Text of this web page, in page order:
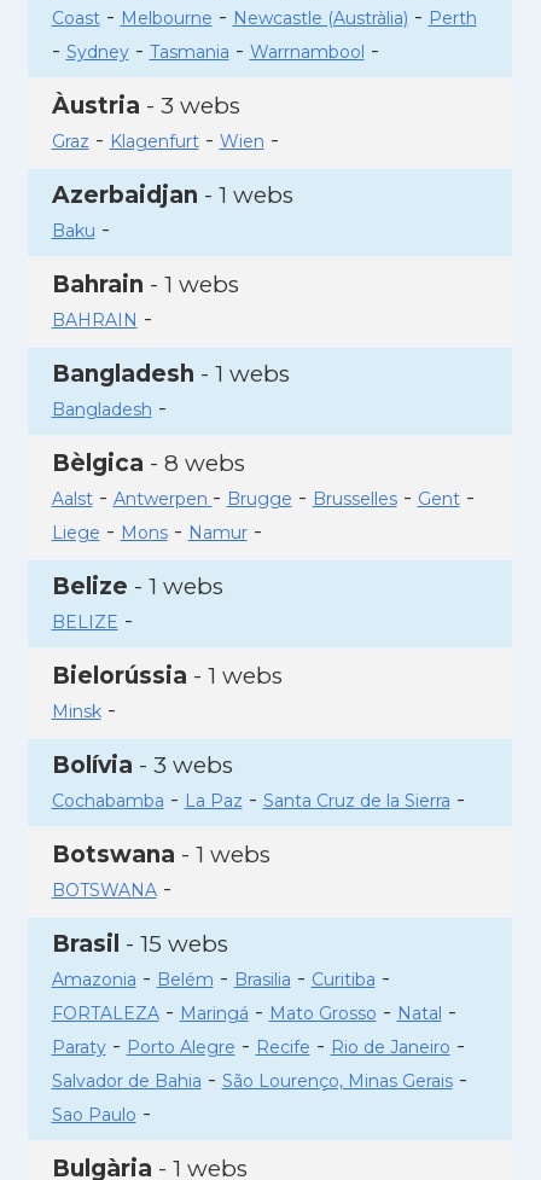
Coast- Melbourne - Newcastle (Austràlia) - Perth
- Sydney- Tasmania - Warrnambool -
Àustria - 3 webs
Graz - Klagenfurt- Wien -
Azerbaidjan - 1 webs
Baku -
Bahrain - 1 webs
BAHRAIN -
Bangladesh - 1 webs
Bangladesh -
Bèlgica - 8 webs
Aalst- Antwerpen - Brugge - Brusselles- Gent-
Liege - Mons- Namur-
Belize - 1 webs
BELIZE -
Bielorússia - 1 webs
Minsk-
Bolívia - 3 webs
Cochabamba - La Paz - Santa Cruz de la Sierra -
Botswana - 1 webs
BOTSWANA-
Brasil - 15 webs
Amazonia - Belém - Brasilia - Curitiba -
FORTALEZA- Maringá - Mato Grosso - Natal -
Paraty- Porto Alegre - Recife - Rio de Janeiro -
Salvador de Bahia - São Lourenço, Minas Gerais-
Sao Paulo -
Bulgària - 1 webs